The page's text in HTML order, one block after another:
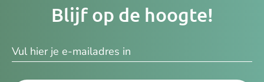
Blijf op de hoogte!